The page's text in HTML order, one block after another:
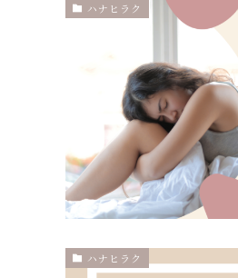
ハナヒラク
ハナヒラク